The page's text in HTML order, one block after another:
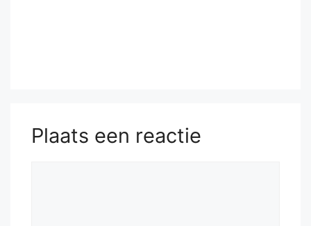
Plaats een reactie